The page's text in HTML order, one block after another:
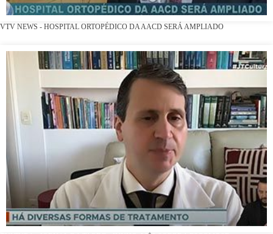
VTV NEWS - HOSPITAL ORTOPÉDICO DA AACD SERÁ AMPLIADO